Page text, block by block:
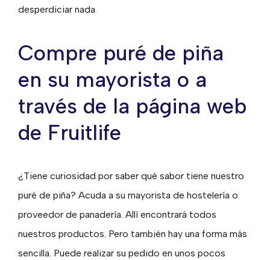
desperdiciar nada.
Compre puré de piña
en su mayorista o a
través de la página web
de Fruitlife
¿Tiene curiosidad por saber qué sabor tiene nuestro
puré de piña? Acuda a su mayorista de hostelería o
proveedor de panadería. Allí encontrará todos
nuestros productos. Pero también hay una forma más
sencilla. Puede realizar su pedido en unos pocos